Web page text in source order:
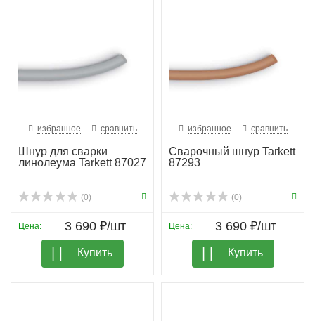
избранное сравнить
Шнур для сварки
линолеума Tarkett 87027
(0)
Цена: 3 690 ₽/шт
Купить
избранное сравнить
Сварочный шнур Tarkett
87293
(0)
Цена: 3 690 ₽/шт
Купить